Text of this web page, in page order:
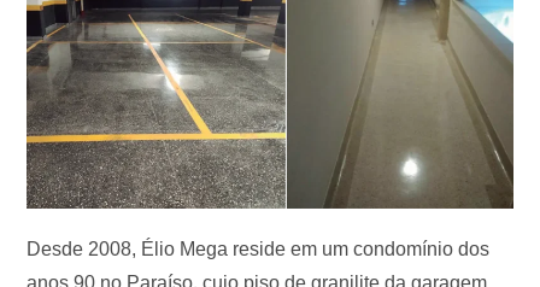
Desde 2008, Élio Mega reside em um condomínio dos
anos 90 no Paraíso, cujo piso de granilite da garagem